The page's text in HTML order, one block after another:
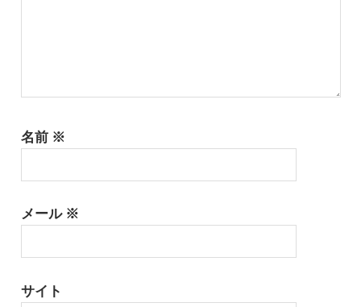
名前 ※
メール ※
サイト